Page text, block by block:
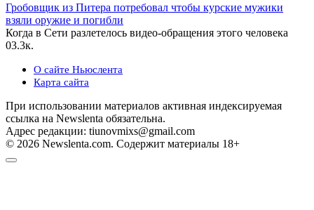
Гробовщик из Питера потребовал чтобы курские мужики
взяли оружие и погибли
Когда в Сети разлетелось видео-обращения этого человека
03.3к.
О сайте Ньюслента
Карта сайта
При использовании материалов активная индексируемая
ссылка на Newslenta обязательна.
Адрес редакции: tiunovmixs@gmail.com
© 2026 Newslenta.com. Содержит материалы 18+